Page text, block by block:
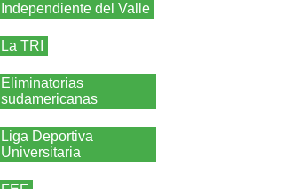
Independiente del Valle
La TRI
Eliminatorias
sudamericanas
Liga Deportiva
Universitaria